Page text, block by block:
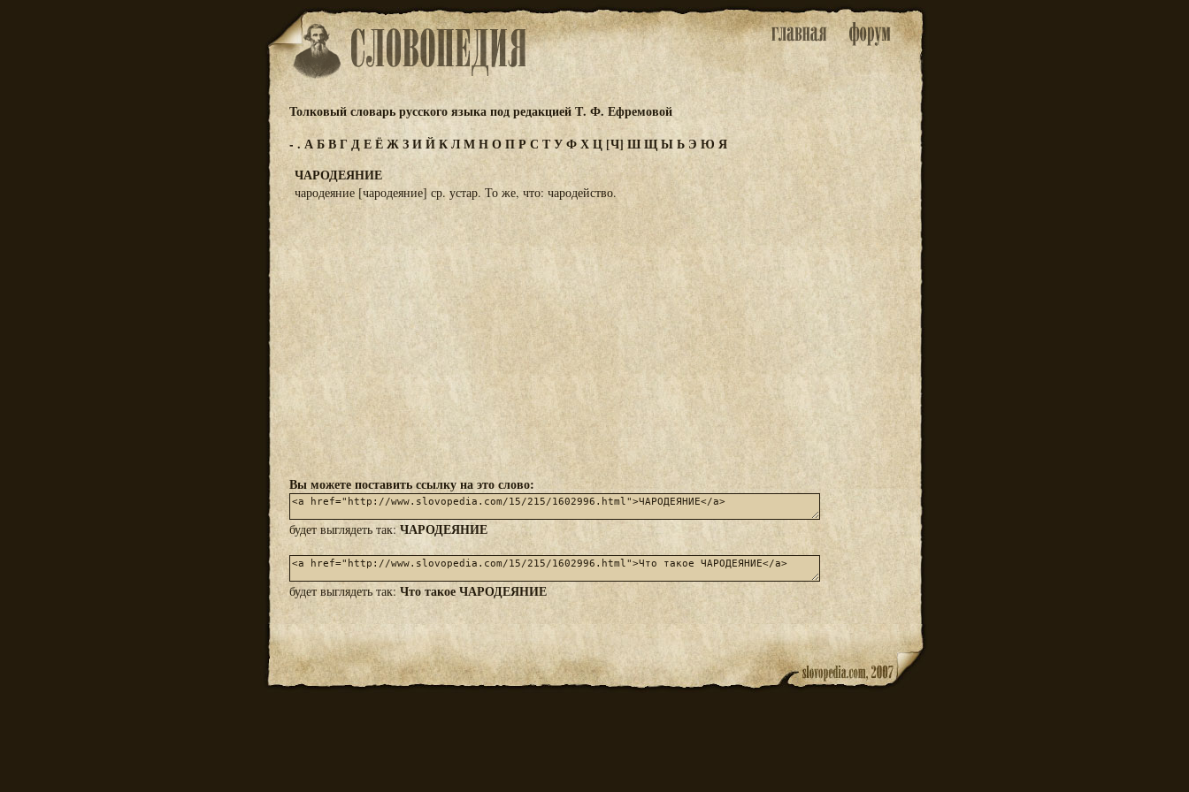
Толковый словарь русского языка под редакцией Т. Ф. Ефремовой
-. АБВГДЕЁЖЗИЙКЛМНОПРС ТУФХЦ [Ч]ШЩЫЬ Э Ю Я
ЧАРОДЕЯНИЕ
чародеяние [чародеяние] ср. устар. То же, что: чародейство.
Вы можете поставить ссылку на это слово:
будет выглядеть так:ЧАРОДЕЯНИЕ
будет выглядеть так: Что такое ЧАРОДЕЯНИЕ